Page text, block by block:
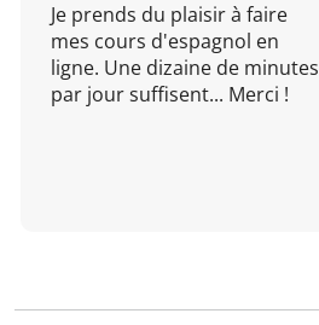
Je prends du plaisir à faire
mes cours d'espagnol en
ligne. Une dizaine de minutes
par jour suffisent... Merci !